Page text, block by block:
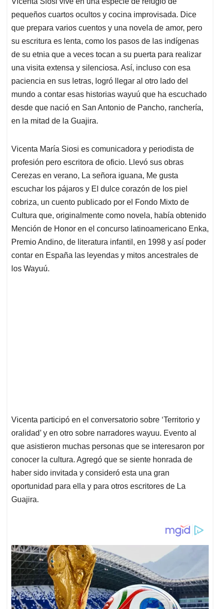
s
A
p
p
b
o
o
k
e
d
I
n
l
a
d
s
pequeños cuartos ocultos y cocina improvisada. Dice
que prepara varios cuentos y una novela de amor, pero
su escritura es lenta, como los pasos de las indígenas
de su etnia que a veces tocan a su puerta para realizar
una visita extensa y silenciosa. Así, incluso con esa
paciencia en sus letras, logró llegar al otro lado del
mundo a contar esas historias wayuú que ha escuchado
desde que nació en San Antonio de Pancho, ranchería,
en la mitad de la Guajira.
Vicenta María Siosi es comunicadora y periodista de
profesión pero escritora de oficio. Llevó sus obras
Cerezas en verano, La señora iguana, Me gusta
escuchar los pájaros y El dulce corazón de los piel
cobriza, un cuento publicado por el Fondo Mixto de
Cultura que, originalmente como novela, había obtenido
Mención de Honor en el concurso latinoamericano Enka,
Premio Andino, de literatura infantil, en 1998 y así poder
contar en España las leyendas y mitos ancestrales de
los Wayuú.
Vicenta participó en el conversatorio sobre ‘Territorio y
oralidad’ y en otro sobre narradores wayuu. Evento al
que asistieron muchas personas que se interesaron por
conocer la cultura. Agregó que se siente honrada de
haber sido invitada y consideró esta una gran
oportunidad para ella y para otros escritores de La
Guajira.